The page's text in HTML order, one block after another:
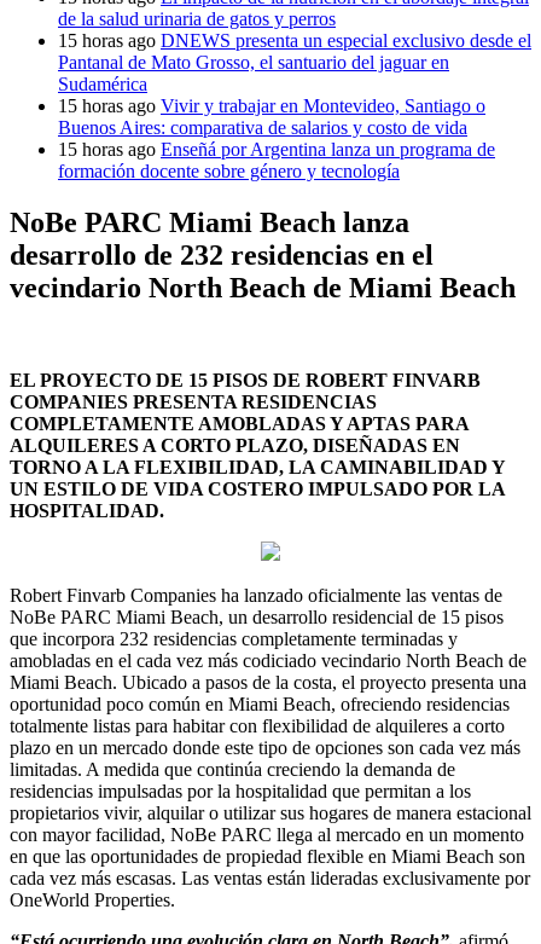
de la salud urinaria de gatos y perros
15 horas ago DNEWS presenta un especial exclusivo desde el
Pantanal de Mato Grosso, el santuario del jaguar en
Sudamérica
15 horas ago Vivir y trabajar en Montevideo, Santiago o
Buenos Aires: comparativa de salarios y costo de vida
15 horas ago Enseñá por Argentina lanza un programa de
formación docente sobre género y tecnología
NoBe PARC Miami Beach lanza
desarrollo de 232 residencias en el
vecindario North Beach de Miami Beach
EL PROYECTO DE 15 PISOS DE ROBERT FINVARB
COMPANIES PRESENTA RESIDENCIAS
COMPLETAMENTE AMOBLADAS Y APTAS PARA
ALQUILERES A CORTO PLAZO, DISEÑADAS EN
TORNO A LA FLEXIBILIDAD, LA CAMINABILIDAD Y
UN ESTILO DE VIDA COSTERO IMPULSADO POR LA
HOSPITALIDAD.
Robert Finvarb Companies ha lanzado oficialmente las ventas de
NoBe PARC Miami Beach, un desarrollo residencial de 15 pisos
que incorpora 232 residencias completamente terminadas y
amobladas en el cada vez más codiciado vecindario North Beach de
Miami Beach. Ubicado a pasos de la costa, el proyecto presenta una
oportunidad poco común en Miami Beach, ofreciendo residencias
totalmente listas para habitar con flexibilidad de alquileres a corto
plazo en un mercado donde este tipo de opciones son cada vez más
limitadas. A medida que continúa creciendo la demanda de
residencias impulsadas por la hospitalidad que permitan a los
propietarios vivir, alquilar o utilizar sus hogares de manera estacional
con mayor facilidad, NoBe PARC llega al mercado en un momento
en que las oportunidades de propiedad flexible en Miami Beach son
cada vez más escasas. Las ventas están lideradas exclusivamente por
OneWorld Properties.